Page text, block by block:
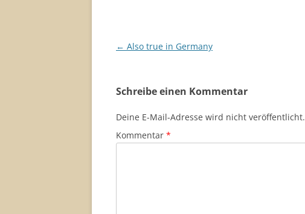
Beitragsnavigation
← Also true in Germany
Schreibe einen Kommentar
Deine E-Mail-Adresse wird nicht veröffentlicht.
Kommentar *